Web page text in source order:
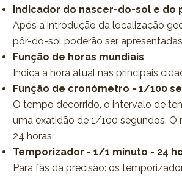
Indicador do nascer-do-sol e do
Após a introdução da localização
pôr-do-sol poderão ser
Função de horas mundiais
Indica a hora atual nas principais
Função de cronómetro - 1/100
O tempo decorrido, o intervalo de
uma exatidão de 1/100 segundos.
24 horas.
Temporizador - 1/1 minuto - 24
Para fãs da precisão: os